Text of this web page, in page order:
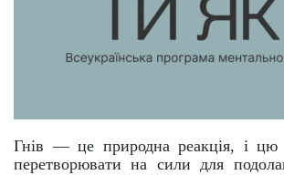
Гнів — це природна реакція, і цю
перетворювати на сили для